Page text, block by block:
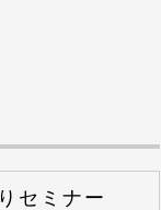
セミナー